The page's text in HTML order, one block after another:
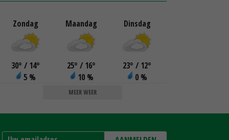
Zondag
30° / 14°
5 %
Maandag
25° / 16°
10 %
Dinsdag
23° / 12°
0 %
MEER WEER